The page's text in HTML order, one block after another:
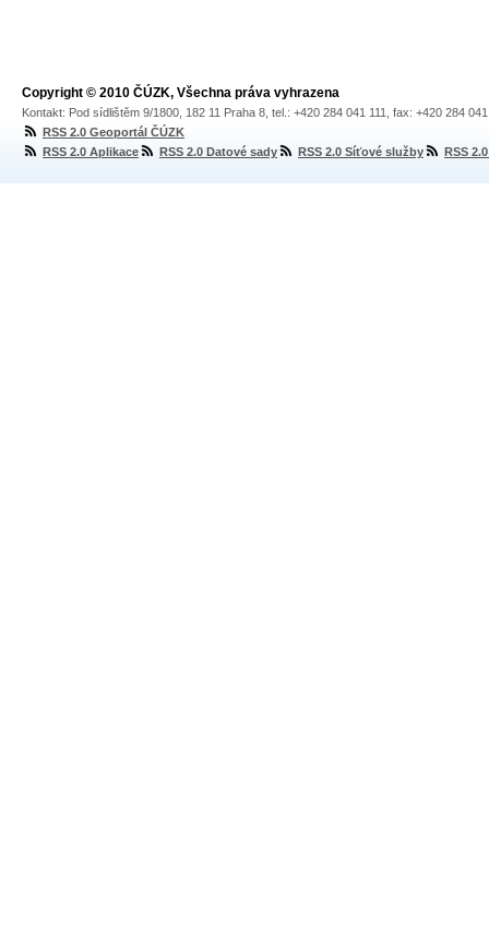
Copyright © 2010 ČÚZK, Všechna práva vyhrazena
Kontakt: Pod sídlištěm 9/1800, 182 11 Praha 8, tel.: +420 284 041 111, fax: +420 284
RSS 2.0 Geoportál ČÚZK
RSS 2.0 Aplikace
RSS 2.0 Datové sady RSS 2.0 Síťové služby RSS